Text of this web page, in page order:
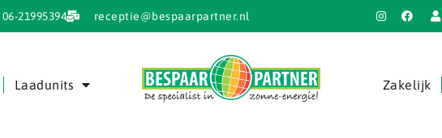
06-21995394 receptie@bespaarpartner.nl
Laadunits Zakelijk